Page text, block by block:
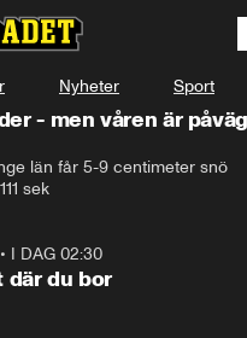
Nyheter Sport
- men våren är påväg
län får 5-9 centimeter snö
111 sek
• I DAG 02:30
där du bor